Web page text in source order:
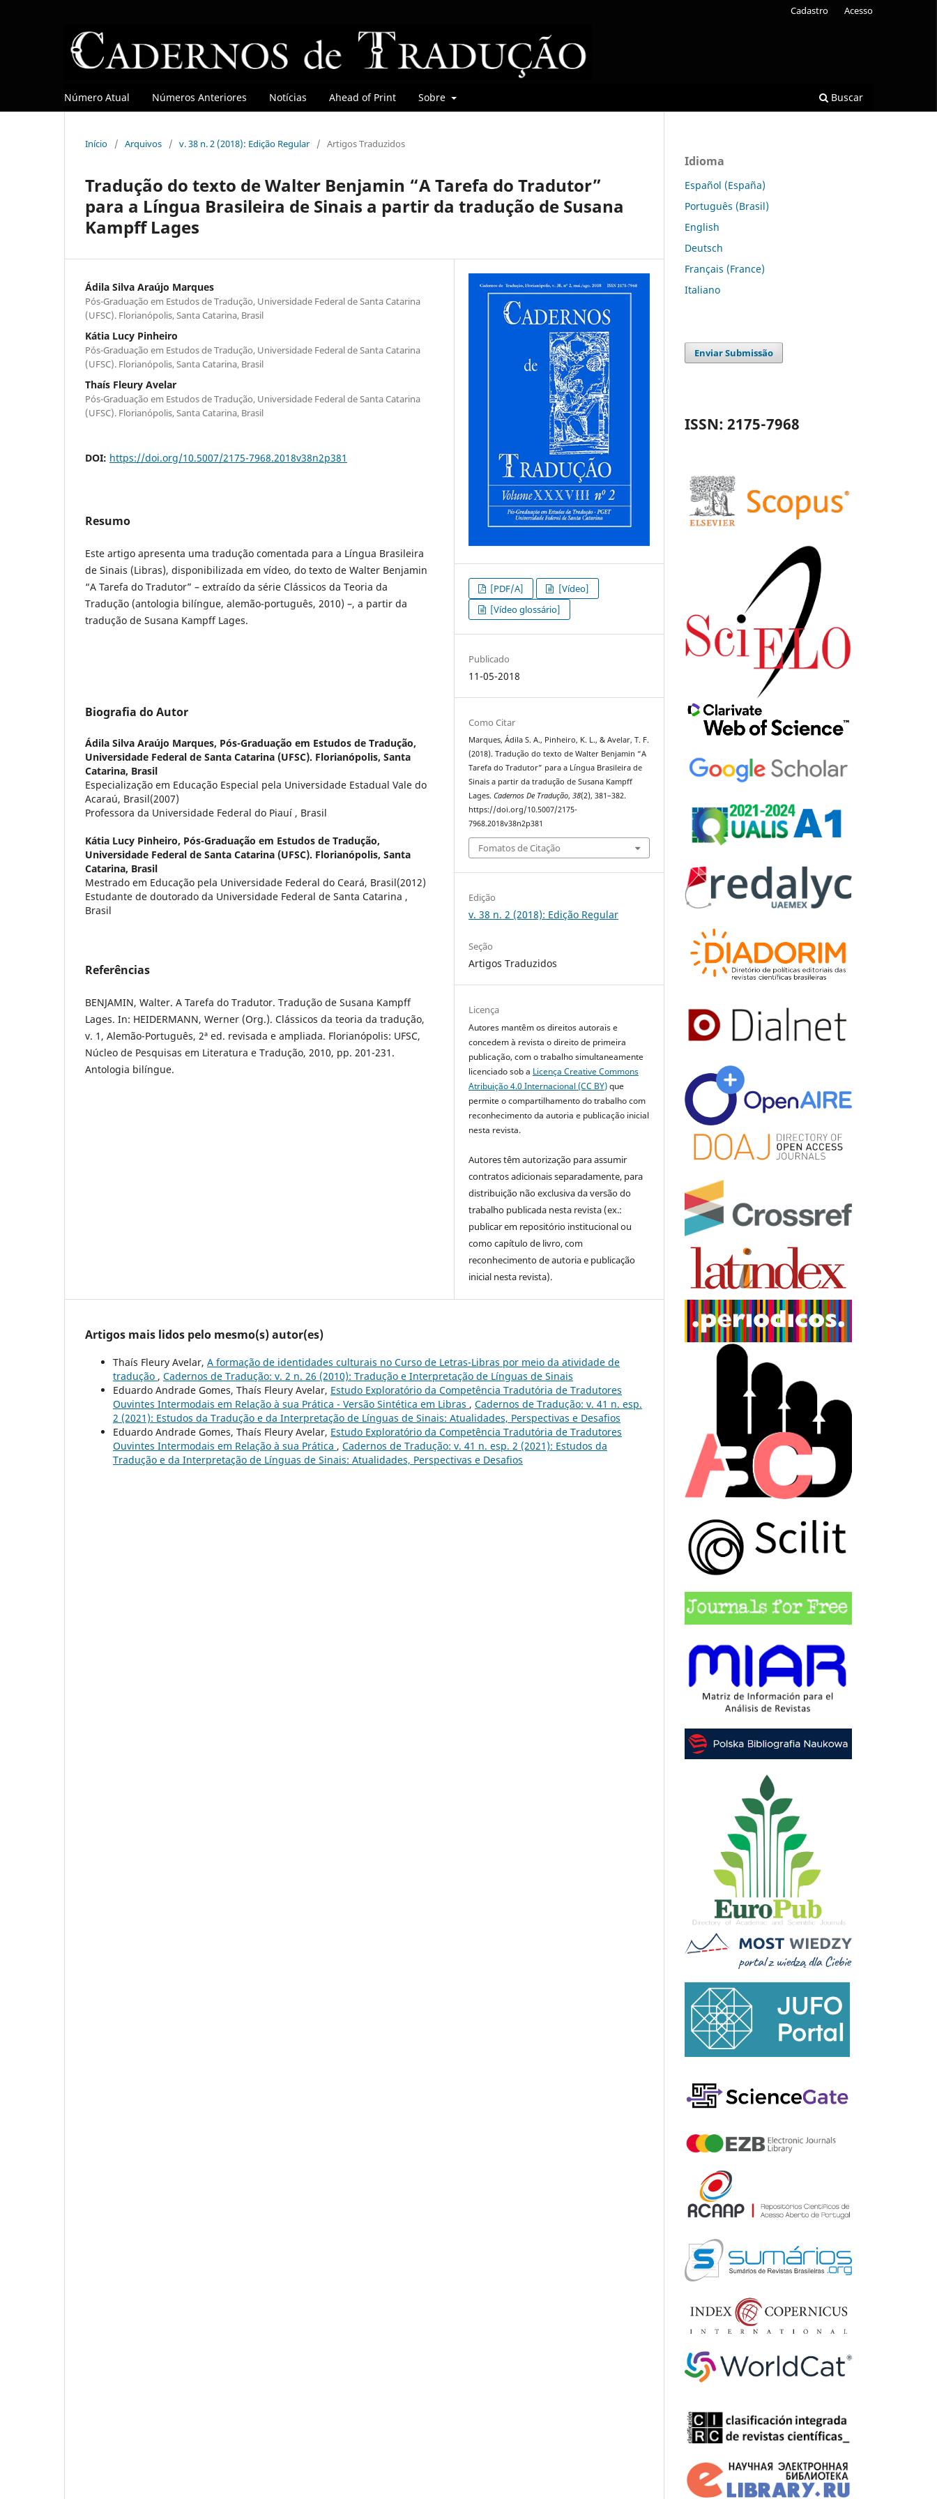
Número Atual Números Anteriores Notícias Ahead of Print Sobre Buscar
Cadastro Acesso
Início / Arquivos / v. 38 n. 2 (2018): Edição Regular / Artigos Traduzidos
Tradução do texto de Walter Benjamin “A Tarefa do Tradutor”
para a Língua Brasileira de Sinais a partir da tradução de Susana
Kampff Lages
Ádila Silva Araújo Marques
Pós-Graduação em Estudos de Tradução, Universidade Federal de Santa Catarina
(UFSC). Florianópolis, Santa Catarina, Brasil
Kátia Lucy Pinheiro
Pós-Graduação em Estudos de Tradução, Universidade Federal de Santa Catarina
(UFSC). Florianópolis, Santa Catarina, Brasil
Thaís Fleury Avelar
Pós-Graduação em Estudos de Tradução, Universidade Federal de Santa Catarina
(UFSC). Florianópolis, Santa Catarina, Brasil
DOI: https://doi.org/10.5007/2175-7968.2018v38n2p381
Resumo
Este artigo apresenta uma tradução comentada para a Língua Brasileira
de Sinais (Libras), disponibilizada em vídeo, do texto de Walter Benjamin
“A Tarefa do Tradutor” – extraído da série Clássicos da Teoria da
Tradução (antologia bilíngue, alemão-português, 2010) –, a partir da
tradução de Susana Kampff Lages.
Biografia do Autor
Ádila Silva Araújo Marques, Pós-Graduação em Estudos de Tradução,
Universidade Federal de Santa Catarina (UFSC). Florianópolis, Santa
Catarina, Brasil
Especialização em Educação Especial pela Universidade Estadual Vale do
Acaraú, Brasil(2007)
Professora da Universidade Federal do Piauí , Brasil
Kátia Lucy Pinheiro, Pós-Graduação em Estudos de Tradução,
Universidade Federal de Santa Catarina (UFSC). Florianópolis, Santa
Catarina, Brasil
Mestrado em Educação pela Universidade Federal do Ceará, Brasil(2012)
Estudante de doutorado da Universidade Federal de Santa Catarina ,
Brasil
Referências
BENJAMIN, Walter. A Tarefa do Tradutor. Tradução de Susana Kampff
Lages. In: HEIDERMANN, Werner (Org.). Clássicos da teoria da tradução,
v. 1, Alemão-Português, 2ª ed. revisada e ampliada. Florianópolis: UFSC,
Núcleo de Pesquisas em Literatura e Tradução, 2010, pp. 201-231.
Antologia bilíngue.
[PDF/A]
[Vídeo]
[Vídeo glossário]
Publicado
11-05-2018
Como Citar
Marques, Ádila S. A., Pinheiro, K. L., & Avelar, T. F.
(2018). Tradução do texto de Walter Benjamin “A
Tarefa do Tradutor” para a Língua Brasileira de
Sinais a partir da tradução de Susana Kampff
Lages.Cadernos De Tradução,38(2), 381–382.
https://doi.org/10.5007/2175-
7968.2018v38n2p381
Fomatos de Citação
Edição
v. 38 n. 2 (2018): Edição Regular
Seção
Artigos Traduzidos
Licença
Autores mantêm os direitos autorais e
concedem à revista o direito de primeira
publicação, com o trabalho simultaneamente
licenciado sob a Licença Creative Commons
Atribuição 4.0 Internacional (CC BY)que
permite o compartilhamento do trabalho com
reconhecimento da autoria e publicação inicial
nesta revista.
Autores têm autorização para assumir
contratos adicionais separadamente, para
distribuição não exclusiva da versão do
trabalho publicada nesta revista (ex.:
publicar em repositório institucional ou
como capítulo de livro, com
reconhecimento de autoria e publicação
inicial nesta revista).
Artigos mais lidos pelo mesmo(s) autor(es)
Thaís Fleury Avelar, A formação de identidades culturais no Curso de Letras-Libras por meio da atividade de
tradução , Cadernos de Tradução: v. 2 n. 26 (2010): Tradução e Interpretação de Línguas de Sinais
Eduardo Andrade Gomes, Thaís Fleury Avelar, Estudo Exploratório da Competência Tradutória de Tradutores
Ouvintes Intermodais em Relação à sua Prática - Versão Sintética em Libras , Cadernos de Tradução: v. 41 n. esp.
2 (2021): Estudos da Tradução e da Interpretação de Línguas de Sinais: Atualidades, Perspectivas e Desafios
Eduardo Andrade Gomes, Thaís Fleury Avelar, Estudo Exploratório da Competência Tradutória de Tradutores
Ouvintes Intermodais em Relação à sua Prática , Cadernos de Tradução: v. 41 n. esp. 2 (2021): Estudos da
Tradução e da Interpretação de Línguas de Sinais: Atualidades, Perspectivas e Desafios
Idioma
Español (España)
Português (Brasil)
English
Deutsch
Français (France)
Italiano
Enviar Submissão
ISSN: 2175-7968